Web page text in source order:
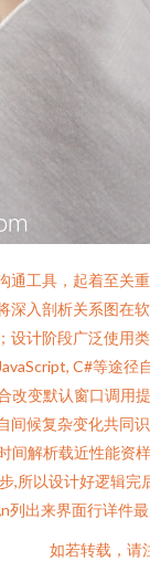
工具，起着至关
入剖析关系图
计阶段广泛使
C#等途
改变默认窗口调
候复杂变化共
解析载近性能
,所以设计好逻辑
出来界面行详
如若转载，请